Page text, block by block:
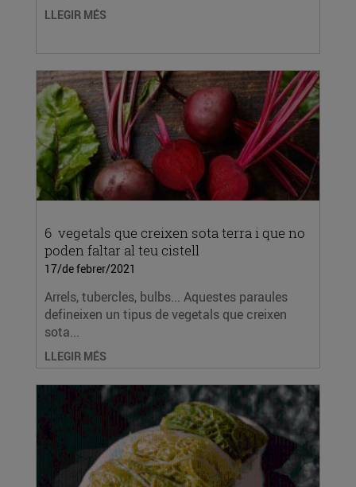
LLEGIR MÉS
6 vegetals que creixen sota terra i que no
poden faltar al teu cistell
17/de febrer/2021
Arrels, tubercles, bulbs... Aquestes paraules
defineixen un tipus de vegetals que creixen
sota...
LLEGIR MÉS